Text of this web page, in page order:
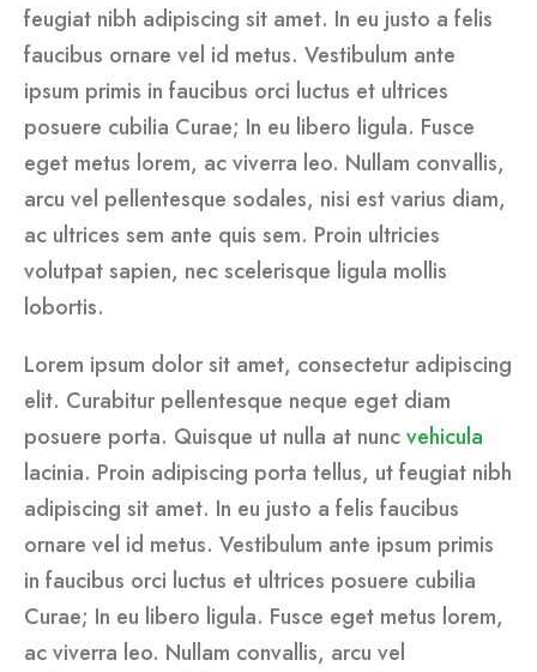
feugiat nibh adipiscing sit amet. In eu justo a felis
faucibus ornare vel id metus. Vestibulum ante
ipsum primis in faucibus orci luctus et ultrices
posuere cubilia Curae; In eu libero ligula. Fusce
eget metus lorem, ac viverra leo. Nullam convallis,
arcu vel pellentesque sodales, nisi est varius diam,
ac ultrices sem ante quis sem. Proin ultricies
volutpat sapien, nec scelerisque ligula mollis
lobortis.
Lorem ipsum dolor sit amet, consectetur adipiscing
elit. Curabitur pellentesque neque eget diam
posuere porta. Quisque ut nulla at nuncvehicula
lacinia. Proin adipiscing porta tellus, ut feugiat nibh
adipiscing sit amet. In eu justo a felis faucibus
ornare vel id metus. Vestibulum ante ipsum primis
in faucibus orci luctus et ultrices posuere cubilia
Curae; In eu libero ligula. Fusce eget metus lorem,
ac viverra leo. Nullam convallis, arcu vel